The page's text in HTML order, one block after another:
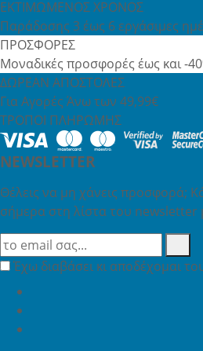
ΕΚΤΙΜΩΜΕΝΟΣ ΧΡΟΝΟΣ
Παράδοσης 3 έως 6 εργάσιμες
ΠΡΟΣΦΟΡΕΣ
Μοναδικές προσφορές έως και -
ΔΩΡΕΑΝ ΑΠΟΣΤΟΛΕΣ
Για Αγορές Άνω των 49,99€
ΤΡΟΠΟΙ ΠΛΗΡΩΜΗΣ
NEWSLETTER
Θέλεις να μη χάνεις προσφορά;
σήμερα στη λίστα του newsletter
Έχω διαβάσει κι αποδέχομαι